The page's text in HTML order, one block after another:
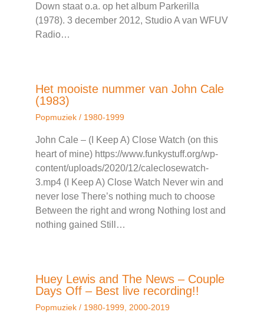
Down staat o.a. op het album Parkerilla
(1978). 3 december 2012, Studio A van WFUV
Radio…
Het mooiste nummer van John Cale
(1983)
Popmuziek / 1980-1999
John Cale – (I Keep A) Close Watch (on this
heart of mine) https://www.funkystuff.org/wp-
content/uploads/2020/12/caleclosewatch-
3.mp4 (I Keep A) Close Watch Never win and
never lose There’s nothing much to choose
Between the right and wrong Nothing lost and
nothing gained Still…
Huey Lewis and The News – Couple
Days Off – Best live recording!!
Popmuziek / 1980-1999 2000-2019